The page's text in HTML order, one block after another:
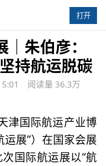
打开
朱伯彦：
持航运脱碳
阅读量 36.3万
津国际航运产业博
运展”）在国家会展
国际航运展以“航